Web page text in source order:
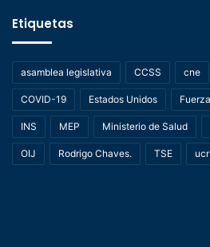
Etiquetas
asamblea legislativa CCSS cne
COVID-19 Estados Unidos
INS MEP Ministerio de Salud
OIJ Rodrigo Chaves. TSE ucr